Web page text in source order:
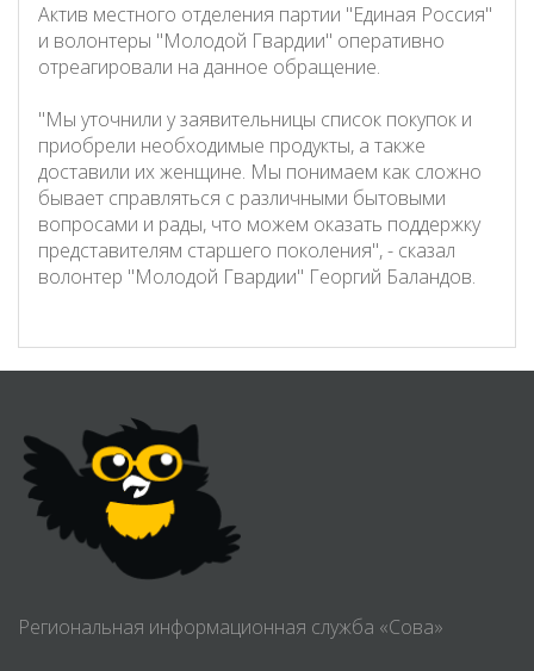
Актив местного отделения партии "Единая Россия"
и волонтеры "Молодой Гвардии" оперативно
отреагировали на данное обращение.
"Мы уточнили у заявительницы список покупок и
приобрели необходимые продукты, а также
доставили их женщине. Мы понимаем как сложно
бывает справляться с различными бытовыми
вопросами и рады, что можем оказать поддержку
представителям старшего поколения", - сказал
волонтер "Молодой Гвардии" Георгий Баландов.
Региональная информационная служба «Сова»